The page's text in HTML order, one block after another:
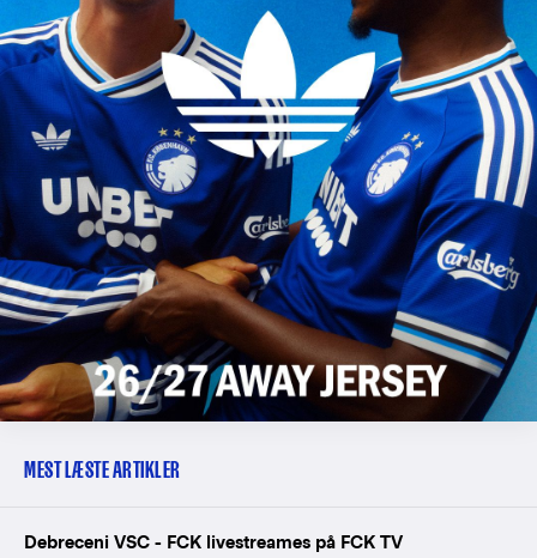
MEST LÆSTE ARTIKLER
Debreceni VSC - FCK livestreames på FCK TV